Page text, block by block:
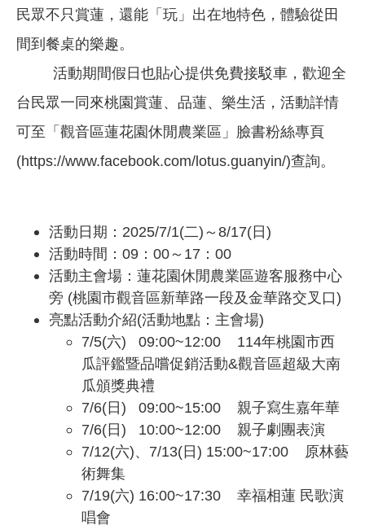
民眾不只賞蓮，還能「玩」出在地特色，體驗從田
間到餐桌的樂趣。
活動期間假日也貼心提供免費接駁車，歡迎全
台民眾一同來桃園賞蓮、品蓮、樂生活，活動詳情
可至「觀音區蓮花園休閒農業區」臉書粉絲專頁
(https://www.facebook.com/lotus.guanyin/)查詢。
活動日期：2025/7/1(二)～8/17(日)
活動時間：09：00～17：00
活動主會場：蓮花園休閒農業區遊客服務中心
旁 (桃園市觀音區新華路一段及金華路交叉口)
亮點活動介紹(活動地點：主會場)
7/5(六) 09:00~12:00 114年桃園市西
瓜評鑑暨品嚐促銷活動&觀音區超級大南
瓜頒獎典禮
7/6(日) 09:00~15:00 親子寫生嘉年華
7/6(日) 10:00~12:00 親子劇團表演
7/12(六)、7/13(日) 15:00~17:00 原林藝
術舞集
7/19(六) 16:00~17:30 幸福相蓮 民歌演
唱會